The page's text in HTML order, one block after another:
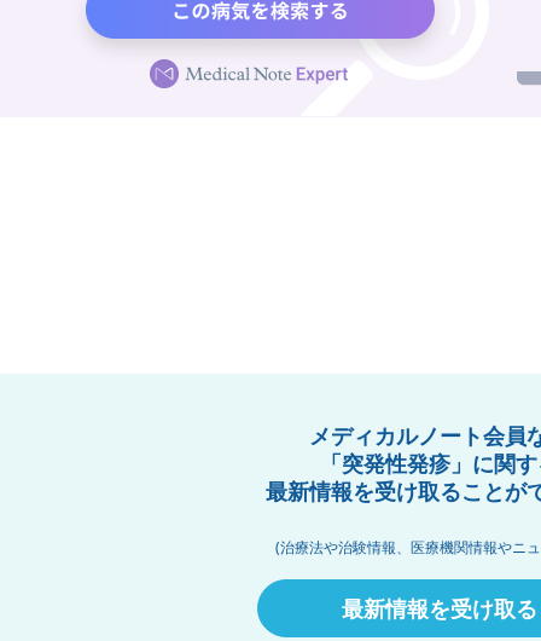
メディカルノート会員
「突発性発疹」に関
最新情報を受け取ることが
(治療法や治験情報、医療機関情報やニ
最新情報を受け取る